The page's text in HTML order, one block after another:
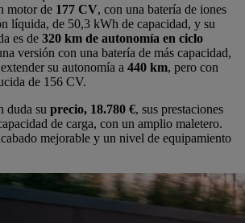
motor de 177 CV, con una batería de iones
líquida, de 50,3 kWh de capacidad, y su
es de 320 km de autonomía en ciclo
versión con una batería de más capacidad,
su autonomía a 440 km, pero con
de 156 CV.
duda su precio, 18.780 €, sus prestaciones
de carga, con un amplio maletero.
mejorable y un nivel de equipamiento